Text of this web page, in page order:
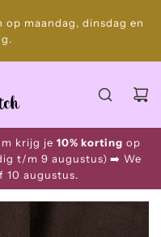
op maandag, dinsdag en
krijg je 10% korting op
t/m 9 augustus) ➡️ We
10 augustus.